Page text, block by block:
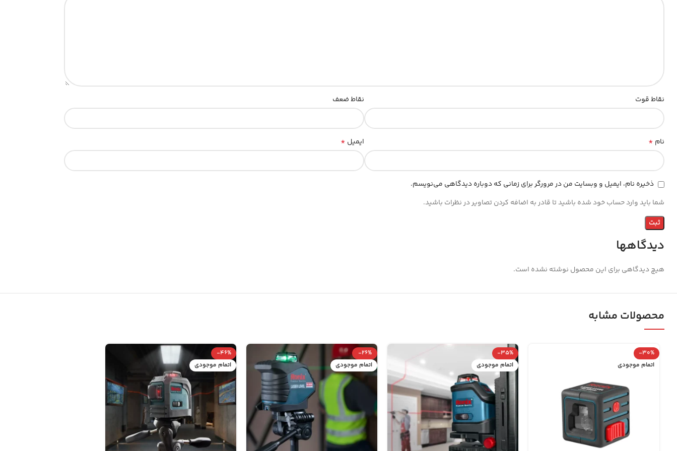
دیدگاهها
هیچ دیدگاهی برای این محصول نوشته نشده است.
نقاط قوت نقاط ضعف
نام * ایمیل *
ذخیره نام، ایمیل و وبسایت من در مرورگر برای زمانی که دوباره دیدگاهی می‌نویسم.
شما باید وارد حساب خود شده باشید تا قادر به اضافه کردن تصاویر در نظرات باشید.
محصولات مشابه
-30%
اتمام موجودی
-35%
اتمام موجودی
-26%
اتمام موجودی
-46%
اتمام موجودی